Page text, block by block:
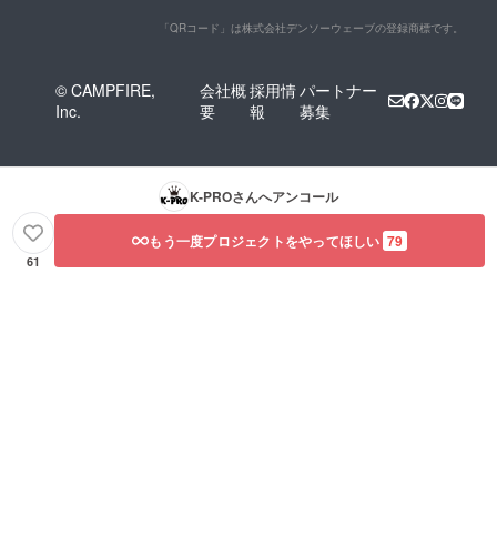
「QRコード」は株式会社デンソーウェーブの登録商標です。
© CAMPFIRE,
Inc.
会社概
要
採用情
報
パートナー
募集
K-PROさんへアンコール
61
もう一度プロジェクトをやってほしい 79